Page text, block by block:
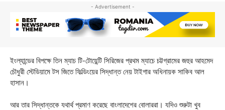
- Advertisement -
ইংল্যান্ডের বিপক্ষে তিন ম্যাচ টি-টোয়েন্টি সিরিজের প্রথম ম্যাচে চট্টগ্রামের জহুর আহমেদ
চৌধুরী স্টেডিয়ামে টস জিতে ফিল্ডিংয়ের সিদ্ধান্ত নেয় টাইগার অধিনায়ক সাকিব আল
হাসান।
আর তার সিদ্ধান্তকে যথার্থ প্রমাণ করেছে বাংলাদেশের বোলাররা। যদিও শুরুটা খুব